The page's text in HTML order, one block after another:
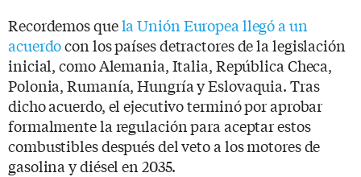
Recordemos quela Unión Europea llegó a un
acuerdocon los países detractores de la legislación
inicial, como Alemania, Italia, República Checa,
Polonia, Rumanía, Hungría y Eslovaquia. Tras
dicho acuerdo, el ejecutivo terminó por aprobar
formalmente la regulación para aceptar estos
combustibles después del veto a los motores de
gasolina y diésel en 2035.